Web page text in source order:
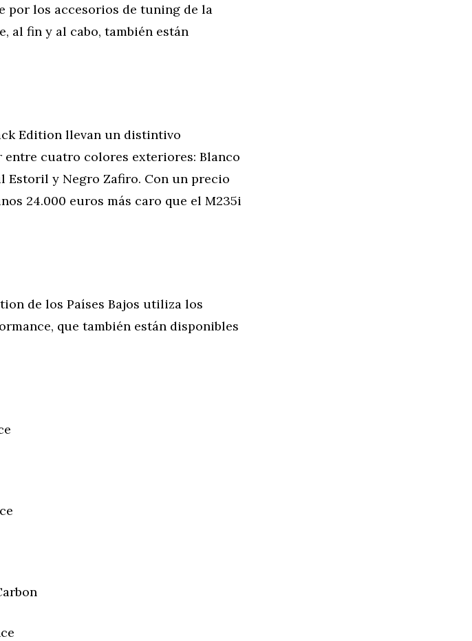
por los accesorios de tuning de la
al fin y al cabo, también están
Edition llevan un distintivo
cuatro colores exteriores: Blanco
Estoril y Negro Zafiro. Con un precio
24.000 euros más caro que el M235i
de los Países Bajos utiliza los
que también están disponibles